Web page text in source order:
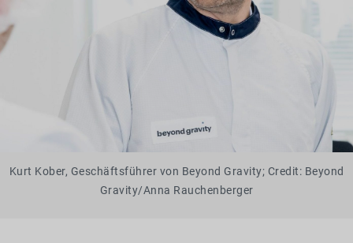
Kurt Kober, Geschäftsführer von Beyond Gravity; Credit: Beyond
Gravity/Anna Rauchenberger